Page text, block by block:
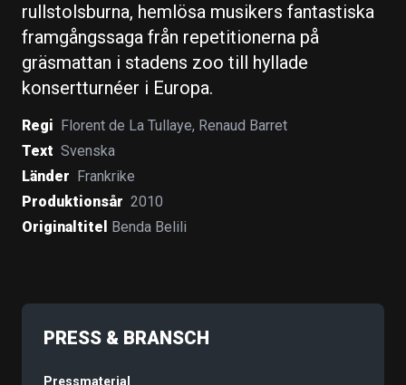
rullstolsburna, hemlösa musikers fantastiska
framgångssaga från repetitionerna på
gräsmattan i stadens zoo till hyllade
konsertturnéer i Europa.
Regi Florent de La Tullaye, Renaud Barret
Text Svenska
Länder Frankrike
Produktionsår 2010
Originaltitel Benda Belili
PRESS & BRANSCH
Pressmaterial